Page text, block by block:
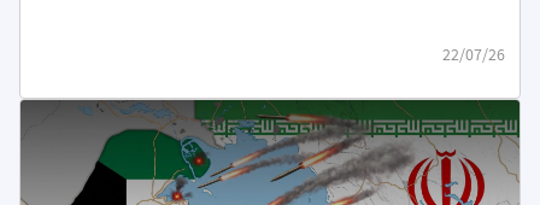
22/07/26